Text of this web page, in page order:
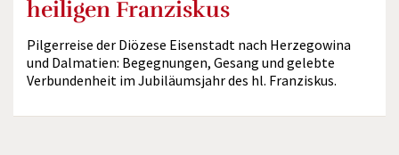
heiligen Franziskus
Pilgerreise der Diözese Eisenstadt nach Herzegowina
und Dalmatien: Begegnungen, Gesang und gelebte
Verbundenheit im Jubiläumsjahr des hl. Franziskus.